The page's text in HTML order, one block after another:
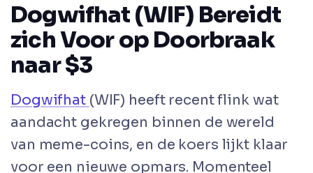
Dogwifhat (WIF) Bereidt
zich Voor op Doorbraak
naar $3
Dogwifhat (WIF) heeft recent flink wat
aandacht gekregen binnen de wereld
van meme-coins, en de koers lijkt klaar
voor een nieuwe opmars. Momenteel